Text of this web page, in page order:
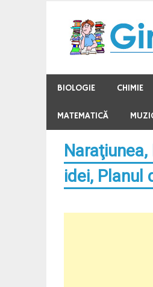
content
BIOLOGIE CHIMIE
MATEMATICĂ
idei, Planul